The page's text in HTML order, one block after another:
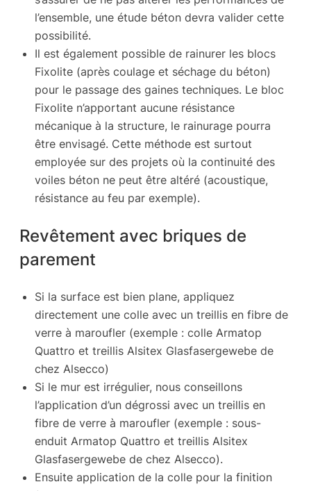
l’ensemble, une étude béton devra valider cette
possibilité.
Il est également possible de rainurer les blocs
Fixolite (après coulage et séchage du béton)
pour le passage des gaines techniques. Le bloc
Fixolite n’apportant aucune résistance
mécanique à la structure, le rainurage pourra
être envisagé. Cette méthode est surtout
employée sur des projets où la continuité des
voiles béton ne peut être altéré (acoustique,
résistance au feu par exemple).
Revêtement avec briques de
parement
Si la surface est bien plane, appliquez
directement une colle avec un treillis en fibre de
verre à maroufler (exemple : colle Armatop
Quattro et treillis Alsitex Glasfasergewebe de
chez Alsecco)
Si le mur est irrégulier, nous conseillons
l’application d’un dégrossi avec un treillis en
fibre de verre à maroufler (exemple : sous-
enduit Armatop Quattro et treillis Alsitex
Glasfasergewebe de chez Alsecco).
Ensuite application de la colle pour la finition